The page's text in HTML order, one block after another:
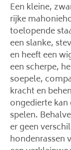
Een kleine,
rijke
toelopende
een slanke,
en heeft een
een scherpe,
soepele,
kracht en
ongedierte
spelen.
er geen
hondenrassen